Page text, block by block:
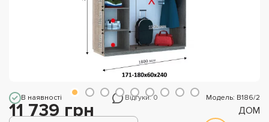
В наявності Відгуки: 0 Модель: В186/2
11 739 грн ДОМ